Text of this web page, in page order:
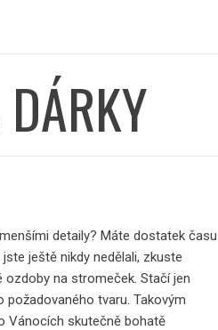
detaily? Máte dostatek času
ještě nikdy nedělali, zkuste
ozdoby na stromeček. Stačí jen
tvaru. Takovým
Vánocích skutečně bohatě